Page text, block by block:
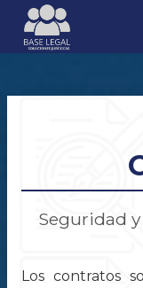
Seguridad
Los contratos